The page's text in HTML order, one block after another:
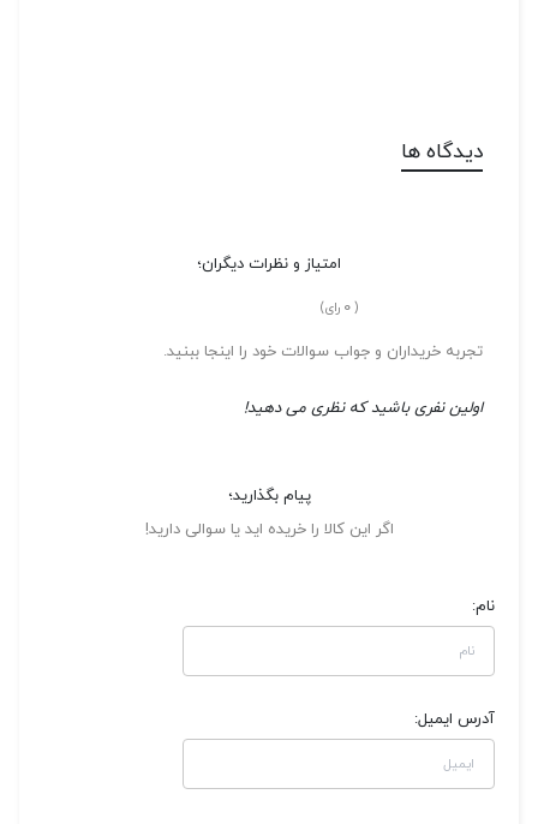
دیدگاه ها
امتیاز و نظرات دیگران؛
(
0 رای)
تجربه خریداران و جواب سوالات خود را اینجا ببنید.
اولین نفری باشید که نظری می دهید!
پیام بگذارید؛
اگر این کالا را خریده اید یا سوالی دارید!
نام:
آدرس ایمیل: